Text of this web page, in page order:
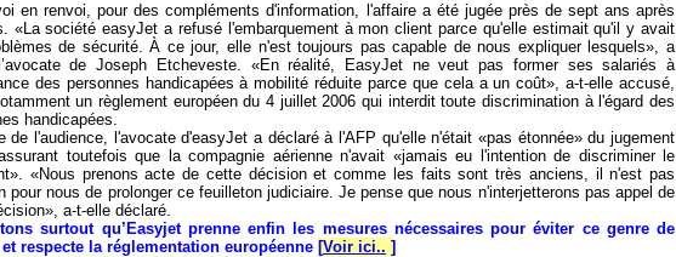
en renvoi, pour des compléments d'information, l'affaire a été jugée près de sept ans après
«La société easyJet a refusé l'embarquement à mon client parce qu'elle estimait qu'il y avait
de sécurité. À ce jour, elle n'est toujours pas capable de nous expliquer lesquels», a
de Joseph Etcheveste. «En réalité, EasyJet ne veut pas former ses salariés à
des personnes handicapées à mobilité réduite parce que cela a un coût», a-t-elle accusé,
un règlement européen du 4 juillet 2006 qui interdit toute discrimination à l'égard des
handicapées.
de l'audience, l'avocate d'easyJet a déclaré à l'AFP qu'elle n'était «pas étonnée» du jugement
toutefois que la compagnie aérienne n'avait «jamais eu l'intention de discriminer le
«Nous prenons acte de cette décision et comme les faits sont très anciens, il n'est pas
pour nous de prolonger ce feuilleton judiciaire. Je pense que nous n'interjetterons pas appel de
a-t-elle déclaré.
surtout qu’Easyjet prenne enfin les mesures nécessaires pour éviter ce genre de
respecte la réglementation européenne [Voir ici.. ]